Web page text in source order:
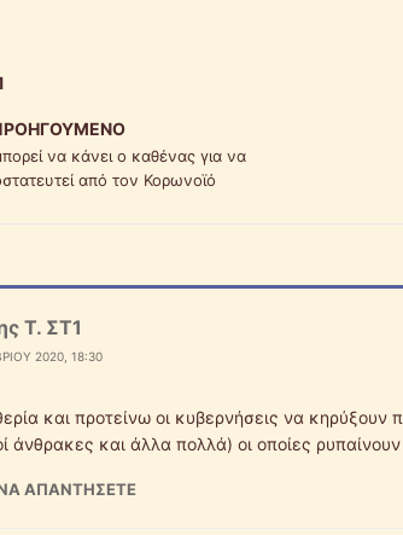
να κάνει ο καθένας για να
από τον Κορωνοϊό
Τ. ΣΤ1
2020, 18:30
και προτείνω οι κυβερνήσεις να κηρύξουν
άνθρακες και άλλα πολλά) οι οποίες
ΝΑ ΑΠΑΝΤΉΣΕΤΕ